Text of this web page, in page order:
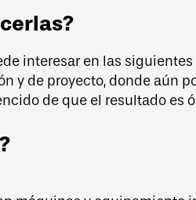
interesar en las
y de proyecto, donde aún
de que el resultado es